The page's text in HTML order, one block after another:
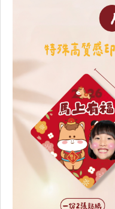
泡芙體
ZOO體
胖西瘦
胖西
樂筆
冰山體
大海體